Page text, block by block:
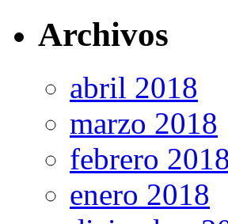
Archivos
abril 2018
marzo 2018
febrero 2018
enero 2018